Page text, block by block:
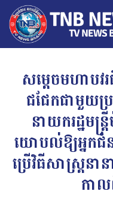
សម្តេចមហាប
ជជែកជាមួយប្
នាយករដ្ឋមន្
យោបល់ឱ្យអ្នកជំ
ប្រើវិធីសាស្ត្រនាន
កាល